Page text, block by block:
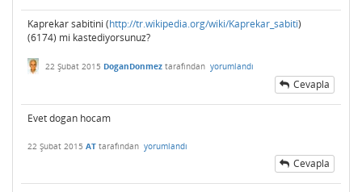
Kaprekar sabitini (http://tr.wikipedia.org/wiki/Kaprekar_sabiti)
(6174) mi kastediyorsunuz?
22 Şubat 2015 DoganDonmez tarafından yorumlandı
Cevapla
Evet dogan hocam
22 Şubat 2015 AT tarafından yorumlandı
Cevapla